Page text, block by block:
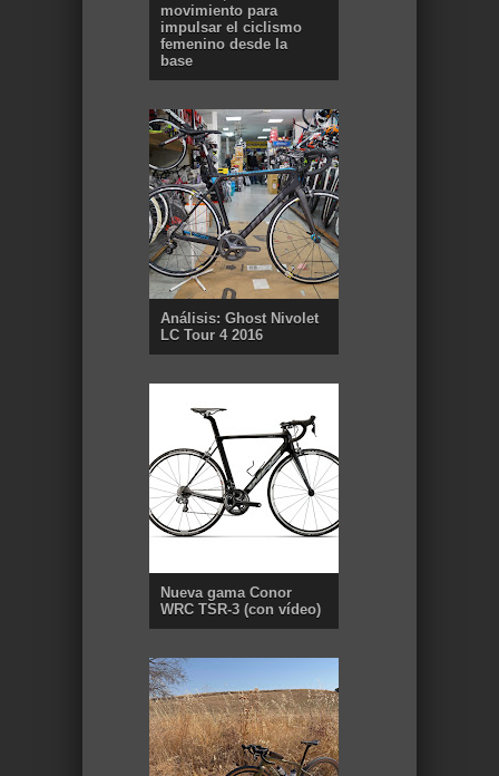
movimiento para
impulsar el ciclismo
femenino desde la
base
Análisis: Ghost Nivolet
LC Tour 4 2016
Nueva gama Conor
WRC TSR-3 (con vídeo)